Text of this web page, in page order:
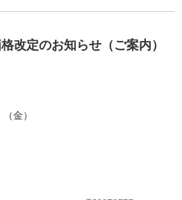
改定のお知らせ（ご案内）
金）